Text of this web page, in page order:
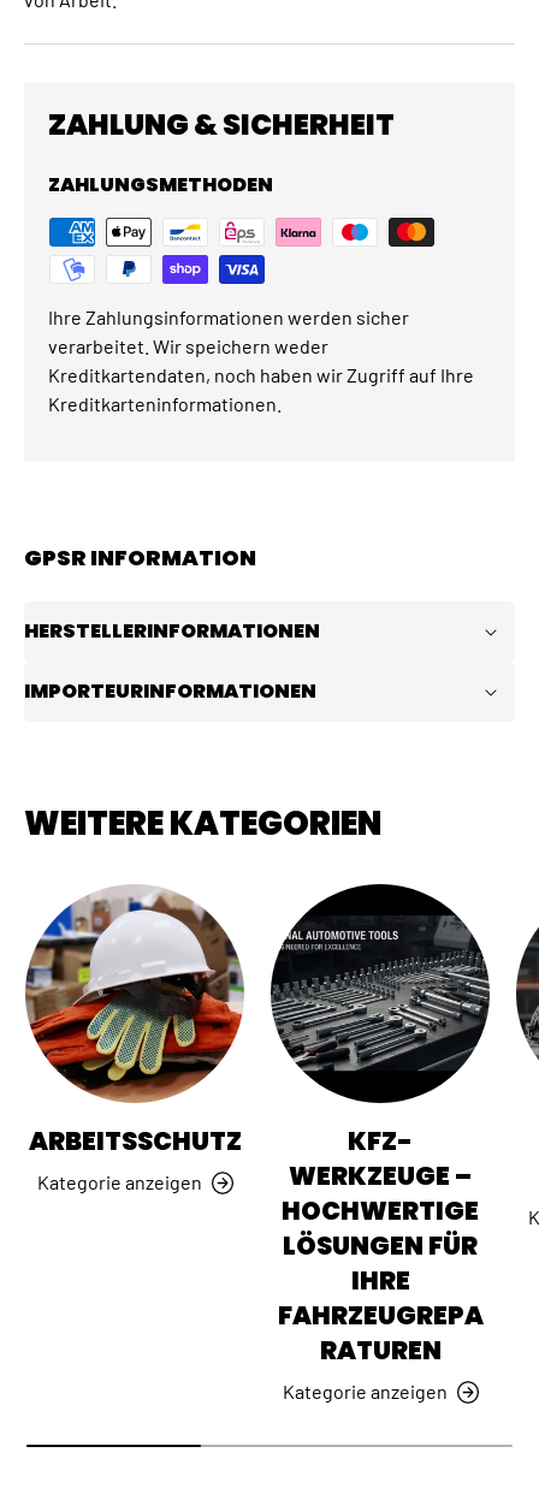
ZAHLUNG & SICHERHEIT
ZAHLUNGSMETHODEN
Ihre Zahlungsinformationen werden sicher
verarbeitet. Wir speichern weder
Kreditkartendaten, noch haben wir Zugriff auf Ihre
Kreditkarteninformationen.
GPSR INFORMATION
HERSTELLERINFORMATIONEN
IMPORTEURINFORMATIONEN
WEITERE KATEGORIEN
ARBEITSSCHUTZ
Kategorie anzeigen
KFZ-
WERKZEUGE –
HOCHWERTIGE
LÖSUNGEN FÜR
IHRE
FAHRZEUGREPA
RATUREN
Kategorie anzeigen